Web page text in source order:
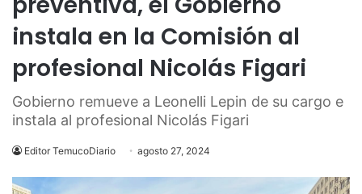
instala en la Comisión al
profesional Nicolás Figari
Gobierno remueve a Leonelli Lepin de su cargo e
instala al profesional Nicolás Figari
Editor TemucoDiario agosto 27, 2024